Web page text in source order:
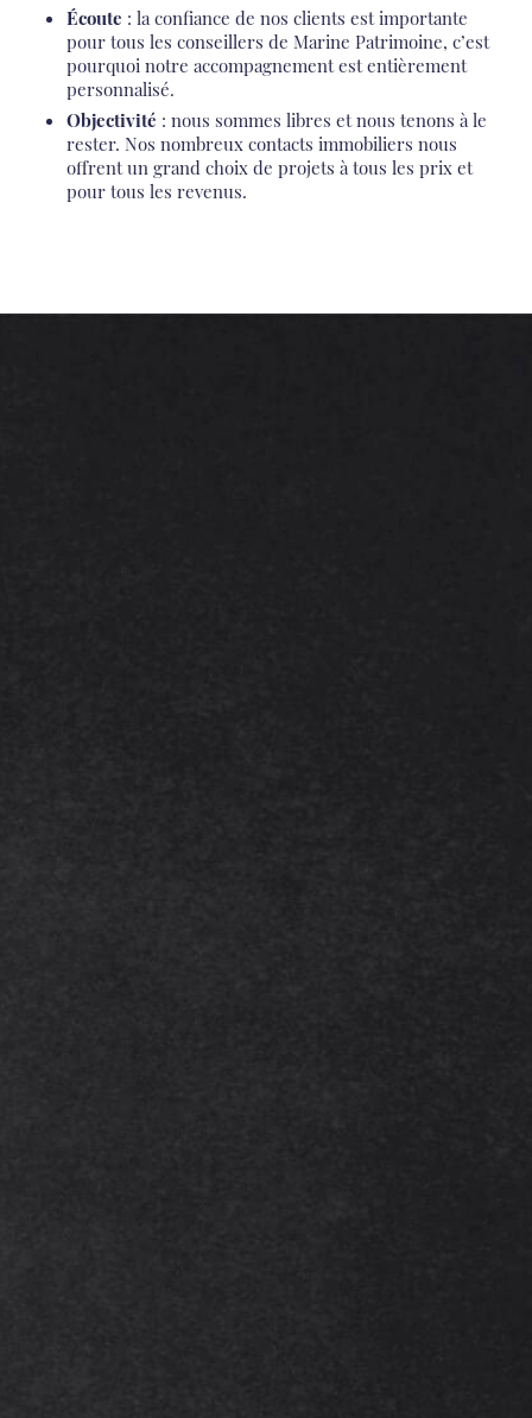
Écoute : la confiance de nos clients est importante
pour tous les conseillers de Marine Patrimoine, c’est
pourquoi notre accompagnement est entièrement
personnalisé.
Objectivité : nous sommes libres et nous tenons à le
rester. Nos nombreux contacts immobiliers nous
offrent un grand choix de projets à tous les prix et
pour tous les revenus.